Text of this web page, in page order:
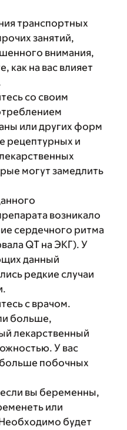
транспортных
занятий,
внимания,
как на вас влияет
со своим
или других форм
рецептурных и
могут замедлить
возникало
сердечного ритма
QT на ЭКГ). У
данный
редкие случаи
с врачом.
больше,
лекарственный
У вас
побочных
вы беременны,
или
будет